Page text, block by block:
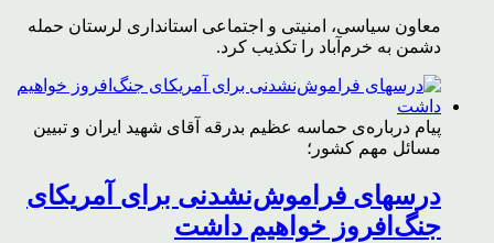
معاون سیاسی، امنیتی و اجتماعی استانداری لرستان حمله
دشمن به خرم‌آباد را تکذیب کرد.
پیام درباره‌ی حماسه عظیم بدرقه آقای شهید ایران و تبیین
مسائل مهم کشور؛
درسهای فراموش‌نشدنی برای آمریکای
جنگ‌افروز خواهیم داشت